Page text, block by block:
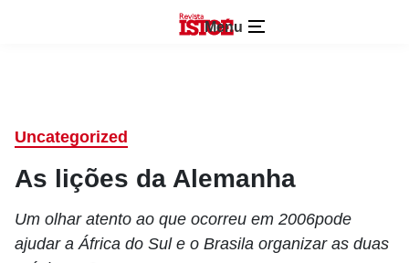
Menu
Uncategorized
As lições da Alemanha
Um olhar atento ao que ocorreu em 2006pode
ajudar a África do Sul e o Brasila organizar as duas